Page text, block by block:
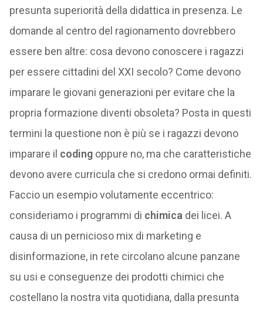
presunta superiorità della didattica in presenza. Le
domande al centro del ragionamento dovrebbero
essere ben altre: cosa devono conoscere i ragazzi
per essere cittadini del XXI secolo? Come devono
imparare le giovani generazioni per evitare che la
propria formazione diventi obsoleta? Posta in questi
termini la questione non è più se i ragazzi devono
imparare il codingoppure no, ma che caratteristiche
devono avere curricula che si credono ormai definiti.
Faccio un esempio volutamente eccentrico:
consideriamo i programmi di chimica dei licei. A
causa di un pernicioso mix di marketing e
disinformazione, in rete circolano alcune panzane
su usi e conseguenze dei prodotti chimici che
costellano la nostra vita quotidiana, dalla presunta